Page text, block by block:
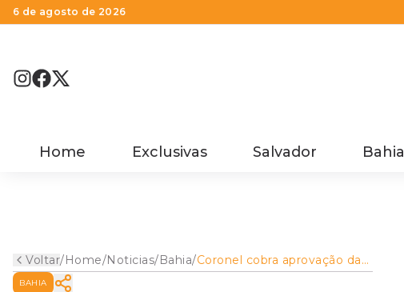
6 de agosto de 2026
Home Exclusivas Salvador Bahia
Voltar/Home/Noticias/Bahia/Coronel cobra aprovação da
PEC 5 que vai beneficiar os
BAHIA